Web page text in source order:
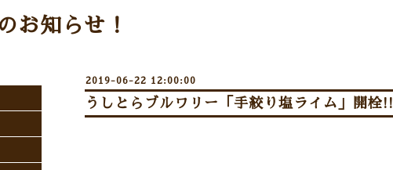
お知らせ！
2019-06-22 12:00:00
うしとらブルワリー「手絞り塩ライム」開栓!!